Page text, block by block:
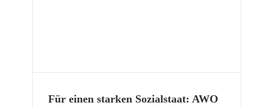
Für einen starken Sozialstaat: AWO